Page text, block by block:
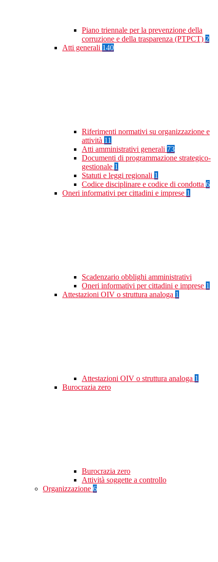
Piano triennale per la prevenzione della
corruzione e della trasparenza (PTPCT) 2
Atti generali 140
Riferimenti normativi su organizzazione e
attività 11
Atti amministrativi generali 73
Documenti di programmazione strategico-
gestionale 1
Statuti e leggi regionali 1
Codice disciplinare e codice di condotta 6
Oneri informativi per cittadini e imprese 1
Scadenzario obblighi amministrativi
Oneri informativi per cittadini e imprese 1
Attestazioni OIV o struttura analoga 1
Attestazioni OIV o struttura analoga 1
Burocrazia zero
Burocrazia zero
Attività soggette a controllo
Organizzazione 6